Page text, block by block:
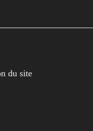
du site